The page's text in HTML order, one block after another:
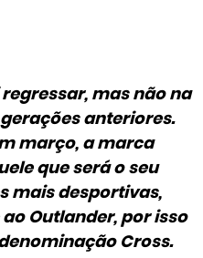
mas não na
anteriores.
março, a marca
que será o seu
mais desportivas,
Outlander, por isso
Cross.